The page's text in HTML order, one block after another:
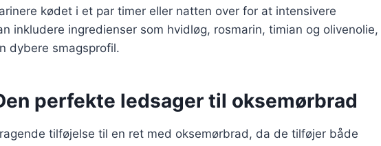
kødet i et par timer eller natten over for at intensivere
inkludere ingredienser som hvidløg, rosmarin, timian og olivenolie,
dybere smagsprofil.
perfekte ledsager til oksemørbrad
tilføjelse til en ret med oksemørbrad, da de tilføjer både